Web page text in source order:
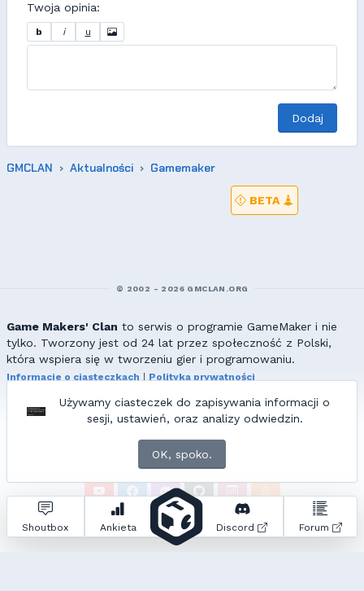
Twoja opinia:
b i u
Dodaj
GMCLAN Aktualności Gamemaker
Używamy ciasteczek do zapisywania informacji o
sesji, ustawień, oraz analizy odwiedzin.
OK, spoko.
Shoutbox Ankieta Discord Forum
BETA
© 2002 - 2026 GMCLAN.ORG
Game Makers' Clan to serwis o programie GameMaker i nie
tylko. Tworzony jest od 24 lat przez społeczność z Polski,
która wspiera się w tworzeniu gier i programowaniu.
Informacje o ciasteczkach
Polityka prywatności
Wszelkie prawa zastrzeżone. Kopiowanie materiałów bez zgody
redakcji zabronione!
ZNAJDZIESZ NAS TAKŻE NA:
Zapytań do bazy: • Czas generowania: